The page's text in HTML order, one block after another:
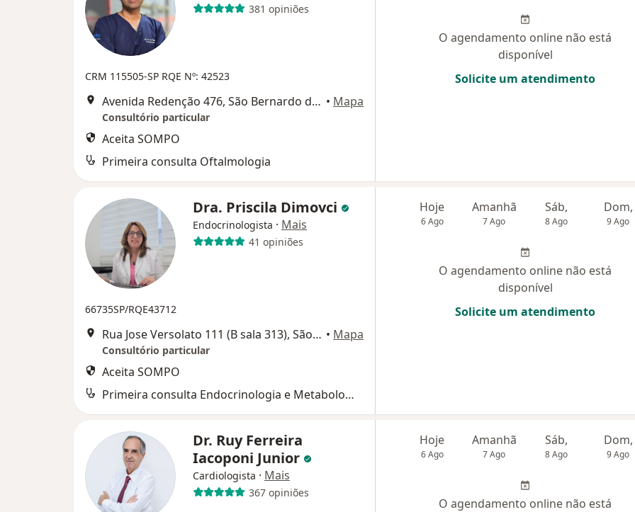
381 opiniões
CRM 115505-SP RQE Nº: 42523
Avenida Redenção 476, São Bernardo do Campo • Mapa
Consultório particular
Aceita SOMPO
Primeira consulta Oftalmologia
O agendamento online não está
disponível
Solicite um atendimento
Dra. Priscila Dimovci
Endocrinologista · Mais
41 opiniões
66735SP/RQE43712
Rua Jose Versolato 111 (B sala 313), São Bernardo do Campo • Mapa
Consultório particular
Aceita SOMPO
Primeira consulta Endocrinologia e Metabologia
Hoje
6 Ago
Amanhã
7 Ago
Sáb,
8 Ago
Dom,
9 Ago
O agendamento online não está
disponível
Solicite um atendimento
Dr. Ruy Ferreira
Iacoponi Junior
Cardiologista · Mais
367 opiniões
Hoje
6 Ago
Amanhã
7 Ago
Sáb,
8 Ago
Dom,
9 Ago
O agendamento online não está